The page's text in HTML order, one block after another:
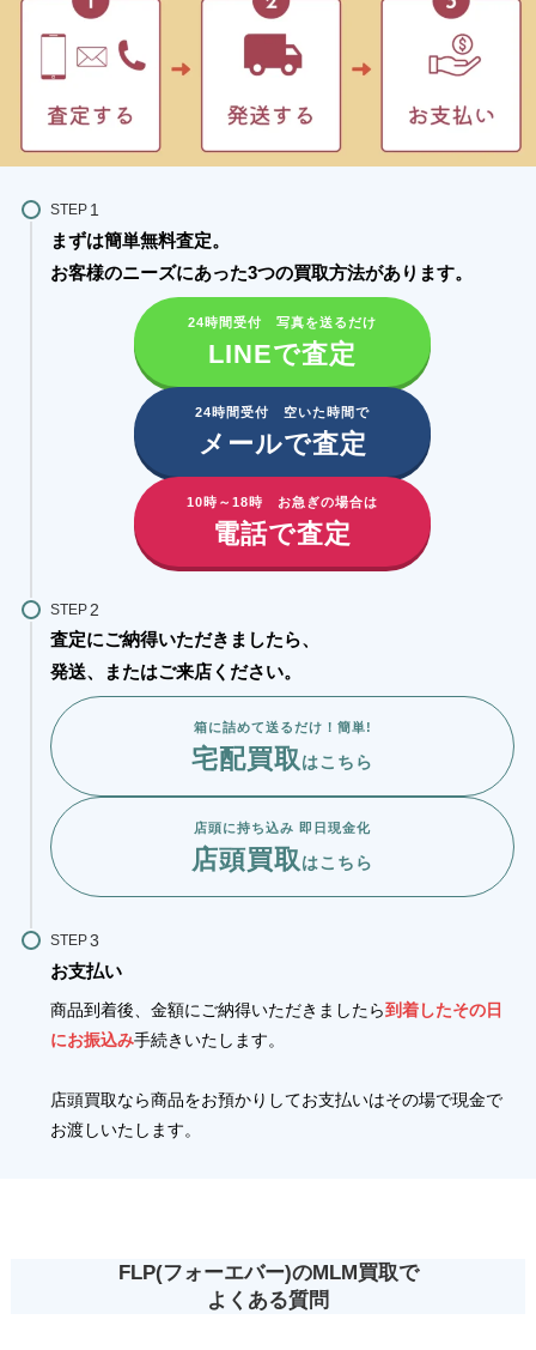
STEP
まずは簡単無料査定。
お客様のニーズにあった3つの買取方法があります。​
24時間受付 写真を送るだけ
LINEで査定
24時間受付 空いた時間で
メールで査定
10時～18時 お急ぎの場合は
電話で査定
STEP
査定にご納得いただきましたら、
発送、またはご来店ください。
箱に詰めて送るだけ！簡単!
宅配買取はこちら
店頭に持ち込み 即日現金化
店頭買取はこちら
STEP
お支払い
商品到着後、金額にご納得いただきましたら到着したその日
にお振込み手続きいたします。
店頭買取なら商品をお預かりしてお支払いはその場で現金で
お渡しいたします。
FLP(フォーエバー)のMLM買取で
よくある質問